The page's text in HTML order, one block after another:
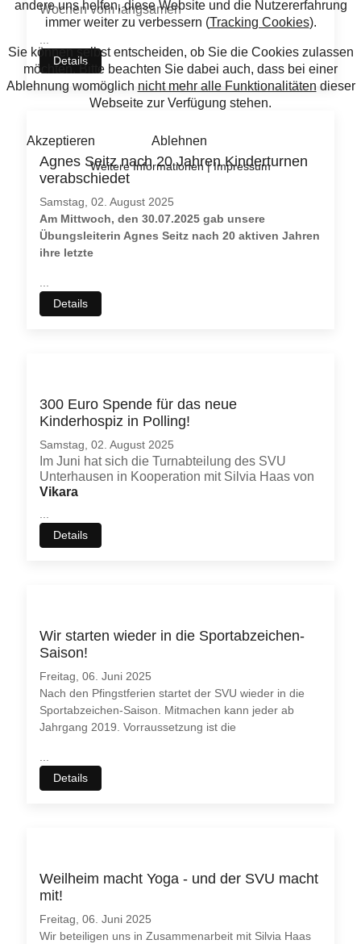
Wochen vom langsamen
Details
Agnes Seitz nach 20 Jahren Kinderturnen
verabschiedet
Samstag, 02. August 2025
Am Mittwoch, den 30.07.2025 gab unsere
Übungsleiterin Agnes Seitz nach 20 aktiven Jahren
ihre letzte
Details
300 Euro Spende für das neue
Kinderhospiz in Polling!
Samstag, 02. August 2025
Im Juni hat sich die Turnabteilung des SVU
Unterhausen in Kooperation mit Silvia Haas von
Vikara
Details
Wir starten wieder in die Sportabzeichen-
Saison!
Freitag, 06. Juni 2025
Nach den Pfingstferien startet der SVU wieder in die
Sportabzeichen-Saison. Mitmachen kann jeder ab
Jahrgang 2019. Vorraussetzung ist die
Details
Weilheim macht Yoga - und der SVU macht
mit!
Freitag, 06. Juni 2025
Wir beteiligen uns in Zusammenarbeit mit Silvia Haas